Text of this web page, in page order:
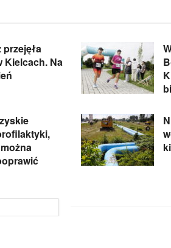
przejęła
Kielcach. Na